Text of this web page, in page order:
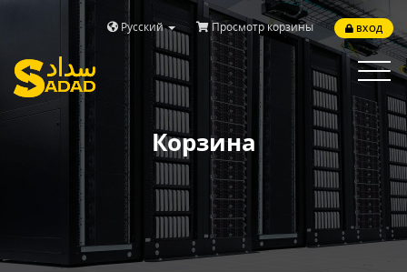
Русский Просмотр корзины ВХОД
Toggle
Корзина